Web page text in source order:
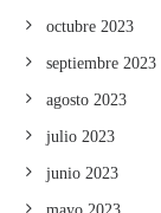
octubre 2023
septiembre 2023
agosto 2023
julio 2023
junio 2023